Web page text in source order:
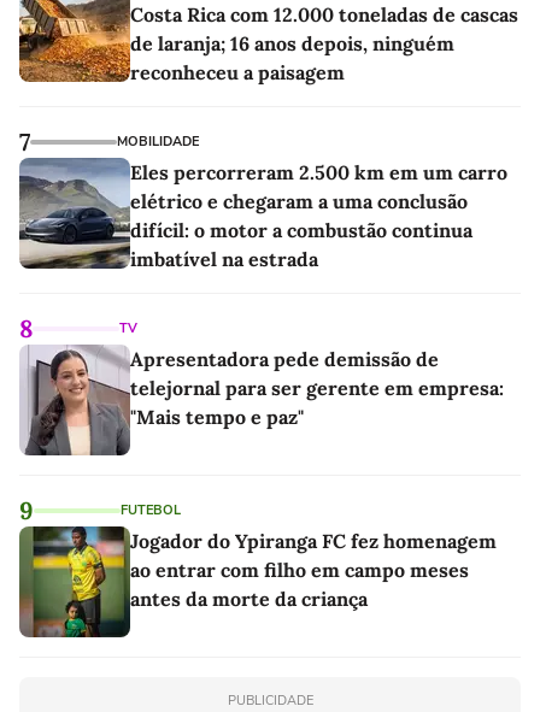
Costa Rica com 12.000 toneladas de cascas
de laranja; 16 anos depois, ninguém
reconheceu a paisagem
7 MOBILIDADE
Eles percorreram 2.500 km em um carro
elétrico e chegaram a uma conclusão
difícil: o motor a combustão continua
imbatível na estrada
8 TV
Apresentadora pede demissão de
telejornal para ser gerente em empresa:
"Mais tempo e paz"
9 FUTEBOL
Jogador do Ypiranga FC fez homenagem
ao entrar com filho em campo meses
antes da morte da criança
PUBLICIDADE